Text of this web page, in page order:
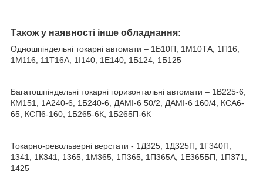
Також у наявності інше обладнання:
Одношпіндельні токарні автомати – 1Б10П; 1М10ТА; 1П16;
1M116; 11T16A; 1І140; 1Е140; 1Б124; 1Б125
Багатошпіндельні токарні горизонтальні автомати – 1В225-6,
КМ151; 1А240-6; 1Б240-6; ДАМІ-6 50/2; ДАМІ-6 160/4; КСА6-
65; КСП6-160; 1Б265-6К; 1Б265П-6К
Токарно-револьверні верстати - 1Д325, 1Д325П, 1Г340П,
1341, 1К341, 1365, 1М365, 1П365, 1П365А, 1Е365БП, 1П371,
1425